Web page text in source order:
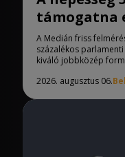
támogatna
pártot
A Medián friss
százalékos
kiváló jobbközép
2026. augusztus 06.